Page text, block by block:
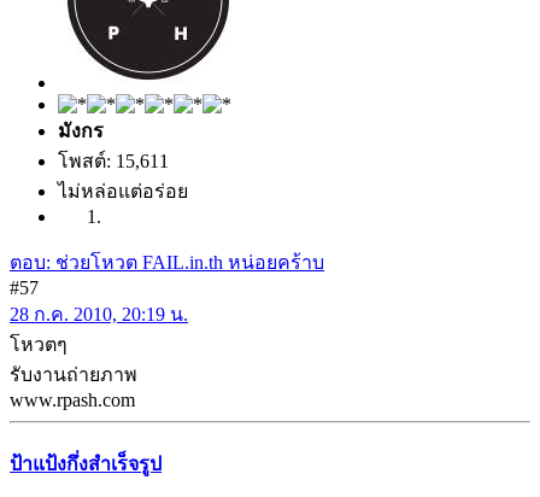
มังกร
โพสต์: 15,611
ไม่หล่อแต่อร่อย
ตอบ: ช่วยโหวต FAIL.in.th หน่อยคร้าบ
#57
28 ก.ค. 2010, 20:19 น.
โหวตๆ
รับงานถ่ายภาพ
www.rpash.com
ป้าแป้งกึ่งสำเร็จรูป